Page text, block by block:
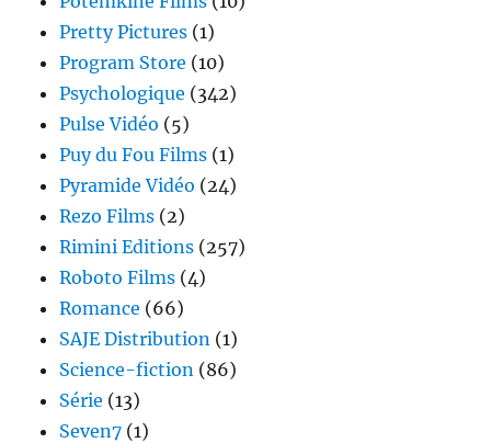
Pretty Pictures (1)
Program Store (10)
Psychologique (342)
Pulse Vidéo (5)
Puy du Fou Films (1)
Pyramide Vidéo (24)
Rezo Films (2)
Rimini Editions (257)
Roboto Films (4)
Romance (66)
SAJE Distribution (1)
Science-fiction (86)
Série (13)
Seven7 (1)